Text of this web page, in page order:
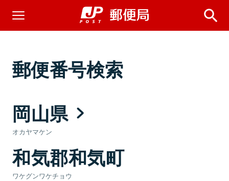
郵便番号検索
岡山県
オカヤマケン
和気郡和気町
ワケグンワケチョウ